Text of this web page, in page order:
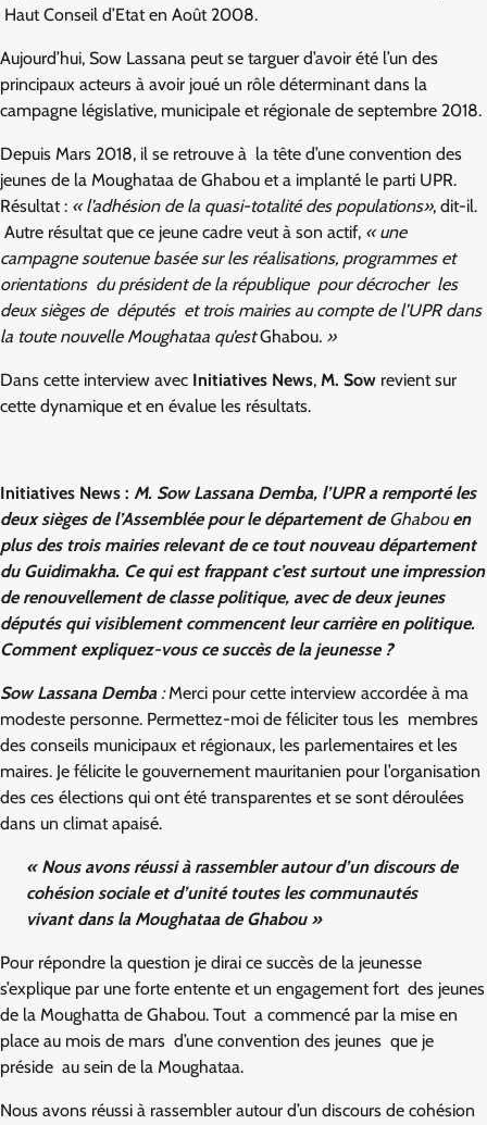
Haut Conseil d’Etat en Août 2008.
Aujourd’hui, Sow Lassana peut se targuer d’avoir été l’un des
principaux acteurs à avoir joué un rôle déterminant dans la
campagne législative, municipale et régionale de septembre 2018.
Depuis Mars 2018, il se retrouve à la tête d’une convention des
jeunes de la Moughataa de Ghabou et a implanté le parti UPR.
Résultat : « l’adhésion de la quasi-totalité des populations», dit-il.
Autre résultat que ce jeune cadre veut à son actif, « une
campagne soutenue basée sur les réalisations, programmes et
orientations du président de la république pour décrocher les
deux sièges de députés et trois mairies au compte de l’UPR dans
la toute nouvelle Moughataa qu’estGhabou. »
Dans cette interview avec Initiatives News, M. Sow revient sur
cette dynamique et en évalue les résultats.
Initiatives News : M. Sow Lassana Demba, l’UPR a remporté les
deux sièges de l’Assemblée pour le département de Ghabouen
plus des trois mairies relevant de ce tout nouveau département
du Guidimakha. Ce qui est frappant c’est surtout une impression
de renouvellement de classe politique, avec de deux jeunes
députés qui visiblement commencent leur carrière en politique.
Comment expliquez-vous ce succès de la jeunesse ?
Sow Lassana Demba:Merci pour cette interview accordée à ma
modeste personne. Permettez-moi de féliciter tous les membres
des conseils municipaux et régionaux, les parlementaires et les
maires. Je félicite le gouvernement mauritanien pour l’organisation
des ces élections qui ont été transparentes et se sont déroulées
dans un climat apaisé.
« Nous avons réussi à rassembler autour d’un discours de
cohésion sociale et d’unité toutes les communautés
vivant dans la Moughataa de Ghabou »
Pour répondre la question je dirai ce succès de la jeunesse
s’explique par une forte entente et un engagement fort des jeunes
de la Moughatta de Ghabou. Tout a commencé par la mise en
place au mois de mars d’une convention des jeunes que je
préside au sein de la Moughataa.
Nous avons réussi à rassembler autour d’un discours de cohésion